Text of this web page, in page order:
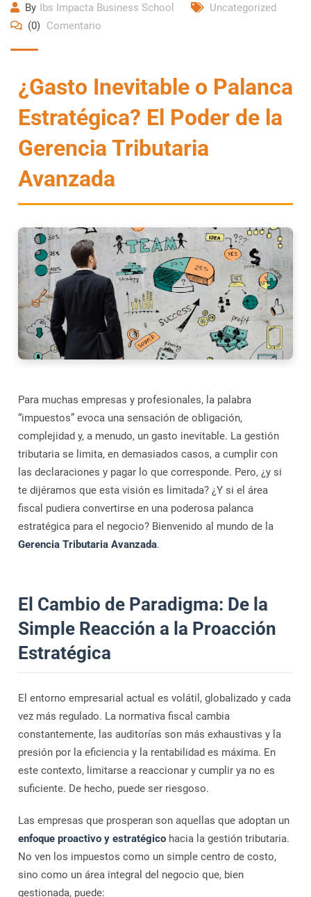
By Ibs Impacta Business School
Uncategorized
(0) Comentario
¿Gasto Inevitable o Palanca
Estratégica? El Poder de la
Gerencia Tributaria
Avanzada
Para muchas empresas y profesionales, la palabra
“impuestos” evoca una sensación de obligación,
complejidad y, a menudo, un gasto inevitable. La gestión
tributaria se limita, en demasiados casos, a cumplir con
las declaraciones y pagar lo que corresponde. Pero, ¿y si
te dijéramos que esta visión es limitada? ¿Y si el área
fiscal pudiera convertirse en una poderosa palanca
estratégica para el negocio? Bienvenido al mundo de la
Gerencia Tributaria Avanzada.
El Cambio de Paradigma: De la
Simple Reacción a la Proacción
Estratégica
El entorno empresarial actual es volátil, globalizado y cada
vez más regulado. La normativa fiscal cambia
constantemente, las auditorías son más exhaustivas y la
presión por la eficiencia y la rentabilidad es máxima. En
este contexto, limitarse a reaccionar y cumplir ya no es
suficiente. De hecho, puede ser riesgoso.
Las empresas que prosperan son aquellas que adoptan un
enfoque proactivo y estratégico hacia la gestión tributaria.
No ven los impuestos como un simple centro de costo,
sino como un área integral del negocio que, bien
gestionada, puede: